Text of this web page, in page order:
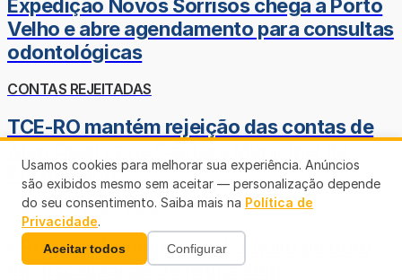
Expedição Novos Sorrisos chega a Porto
Velho e abre agendamento para consultas
odontológicas
CONTAS REJEITADAS
TCE-RO mantém rejeição das contas de
Porto Velho
CERCO AO OURO ILEGAL
PF prende homem com 1,2 quilo de ouro
em fiscalização de rotina sem
Usamos cookies para melhorar sua experiência. Anúncios
são exibidos mesmo sem aceitar — personalização depende
do seu consentimento. Saiba mais na Política de
Privacidade.
Aceitar todos Configurar